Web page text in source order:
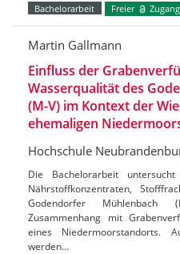
Bachelorarbeit Freier Zugang
Martin Gallmann
Einfluss der
Wasserqualität des
(M-V) im Kontext der
ehemaligen
Hochschule
Die Bachelorarbeit
Nährstoffkonzentraten,
Godendorfer Mühlenbach
Zusammenhang mit
eines Niedermoorstandorts.
werden…